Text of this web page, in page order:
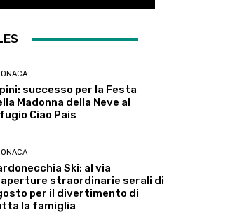
successo per la Festa
Madonna della Neve al
Ciao Pais
Ski: al via
aperture straordinarie serali di
per il divertimento di
la famiglia